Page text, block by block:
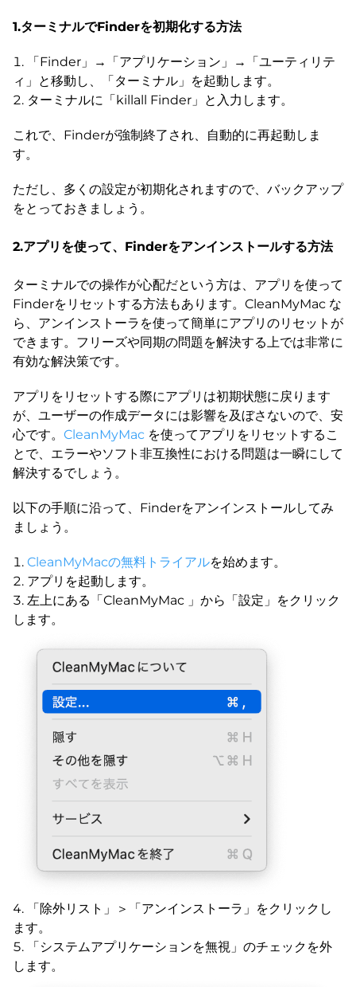
1.ターミナルでFinderを初期化する方法
「Finder」→「アプリケーション」→「ユーティリテ
ィ」と移動し、「ターミナル」を起動します。
ターミナルに「killall Finder」と入力します。
これで、Finderが強制終了され、自動的に再起動しま
す。
ただし、多くの設定が初期化されますので、バックアップ
をとっておきましょう。
2.アプリを使って、Finderをアンインストールする方法
ターミナルでの操作が心配だという方は、アプリを使って
Finderをリセットする方法もあります。CleanMyMac な
ら、アンインストーラを使って簡単にアプリのリセットが
できます。フリーズや同期の問題を解決する上では非常に
有効な解決策です。
アプリをリセットする際にアプリは初期状態に戻ります
が、ユーザーの作成データには影響を及ぼさないので、安
心です。 CleanMyMac を使ってアプリをリセットするこ
とで、エラーやソフト非互換性における問題は一瞬にして
解決するでしょう。
以下の手順に沿って、Finderをアンインストールしてみ
ましょう。
CleanMyMacの無料トライアルを始めます。
アプリを起動します。
左上にある「CleanMyMac 」から「設定」をクリック
します。
「除外リスト」＞「アンインストーラ」をクリックし
ます。
「システムアプリケーションを無視」のチェックを外
します。